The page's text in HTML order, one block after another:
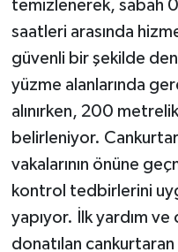
temizlenerek, sabah
saatleri arasında
güvenli bir şekilde
yüzme alanlarında
alınırken, 200 metrelik
belirleniyor.
vakalarının önüne
kontrol tedbirlerini
yapıyor. İlk yardım
donatılan